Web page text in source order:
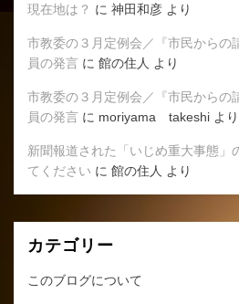
現在地は？ に 神田和彦 より
市教委の３月定例会／『市民からの
員の発言 に 館の住人 より
市教委の３月定例会／『市民からの
員の発言 に moriyama takeshi より
新聞報道された「いじめ重大事態」
てください に 館の住人 より
カテゴリー
このブログについて